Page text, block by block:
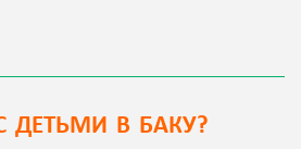
ДЕТЬМИ В БАКУ?